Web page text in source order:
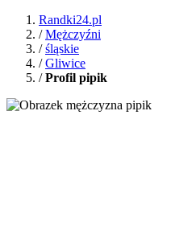
Randki24.pl
/Mężczyźni
/śląskie
/Gliwice
/Profil pipik